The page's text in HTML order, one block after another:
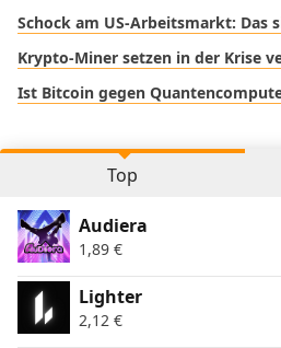
Schock am US-Arbeitsmarkt: Das
Krypto-Miner setzen in der Krise
Ist Bitcoin gegen
Top
Audiera
1,89 €
Lighter
2,12 €